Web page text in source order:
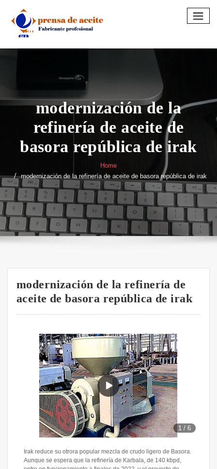
content
modernización de la
refinería de aceite de
basora república de irak
Home
modernización de la refinería de aceite de basora república de irak
modernización de la refinería de
aceite de basora república de irak
1 /6
Irak reduce su otrora popular mezcla de crudo ligero de Basora.
Aunque se espera que la refinería de Karbala, de 140 kbpd,